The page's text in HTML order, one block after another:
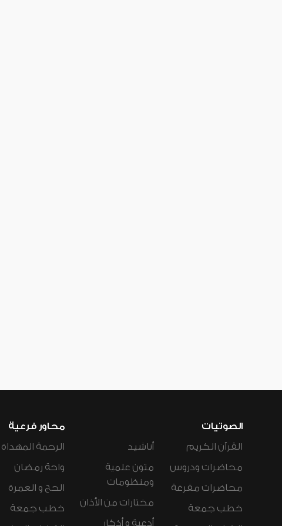
الصوتيات
القرآن الكريم
محاضرات ودروس
محاضرات مفرغة
خطب جمعة
أناشيد
متون علمية
ومنظومات
مختارات من الأذان
أدعية و أذكار
محاور فرعية
الرحمة المهداة
واحة رمضان
الحج و العمرة
خطب جمعة